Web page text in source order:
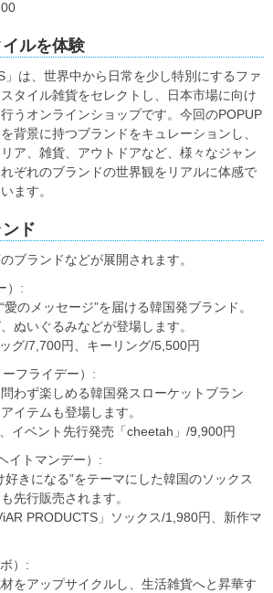
ルを体験
」は、世界中から日常を少し特別にするファ
タイル雑貨をセレクトし、日本市場に向け
うオンラインショップです。今回のPOPUP
背景に持つブランドをキュレーションし、
ア、雑貨、アウトドアなど、様々なジャン
ぞれのブランドの世界観をリアルに体感で
ます。
ド
ブランドなどが展開されます。
）:
のメッセージ”を届ける韓国発ブランド。
ぬいぐるみなどが登場します。
グ/7,700円、キーリング/5,500円
フライデー）:
わず楽しめる韓国発スローケットブラン
イテムも登場します。
イベント先行発売「cheetah」/9,900円
イトマンデー）:
好きになる”をテーマにした韓国のソックス
先行販売されます。
PRODUCTS」ソックス/1,980円、新作マ
）:
をアップサイクルし、生活雑貨へと昇華す